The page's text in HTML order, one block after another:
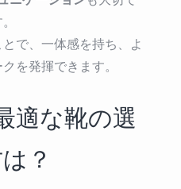
で、一体感を持ち、よ
を発揮できます。
適な靴の選
？